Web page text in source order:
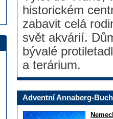
historickém
zabavit celá
svět akvárií.
bývalé
a terárium.
Adventní Annaberg-